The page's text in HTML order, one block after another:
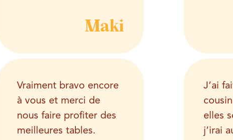
Maki
Vraiment bravo encore
à vous et merci de
nous faire profiter des
meilleures tables.
J’ai
elles
j’irai